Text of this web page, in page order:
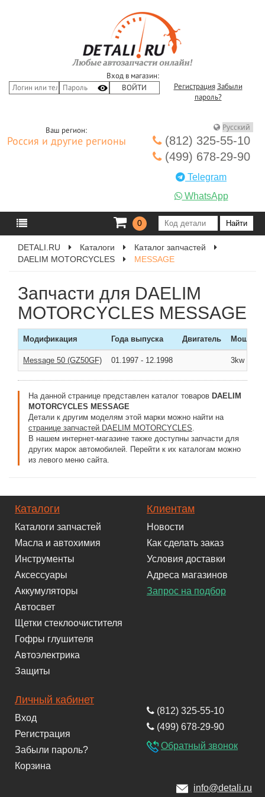
Вход в магазин:
Регистрация Забыли
пароль?
Ваш регион:
Россия и другие регионы
(812) 325-55-10
(499) 678-29-90
Telegram
WhatsApp
0
DETALI.RU Каталоги
Каталог запчастей
DAELIM MOTORCYCLES
MESSAGE
Запчасти для DAELIM
MOTORCYCLES MESSAGE
Модификация Года выпуска Двигатель
Message 50 (GZ50GF) 01.1997 - 12.1998 3kw (4л/
На данной странице представлен каталог товаров DAELIM
MOTORCYCLES MESSAGE
Детали к другим моделям этой марки можно найти на
странице запчастей DAELIM MOTORCYCLES.
В нашем интернет-магазине также доступны запчасти для
других марок автомобилей. Перейти к их каталогам можно
из левого меню сайта.
Каталоги
Каталоги запчастей
Масла и автохимия
Инструменты
Аксессуары
Аккумуляторы
Автосвет
Щетки стеклоочистителя
Гофры глушителя
Автоэлектрика
Защиты
Клиентам
Новости
Как сделать заказ
Условия доставки
Адреса магазинов
Запрос на подбор
Личный кабинет
Вход
Регистрация
Забыли пароль?
Корзина
(812) 325-55-10
(499) 678-29-90
Обратный звонок
info@detali.ru